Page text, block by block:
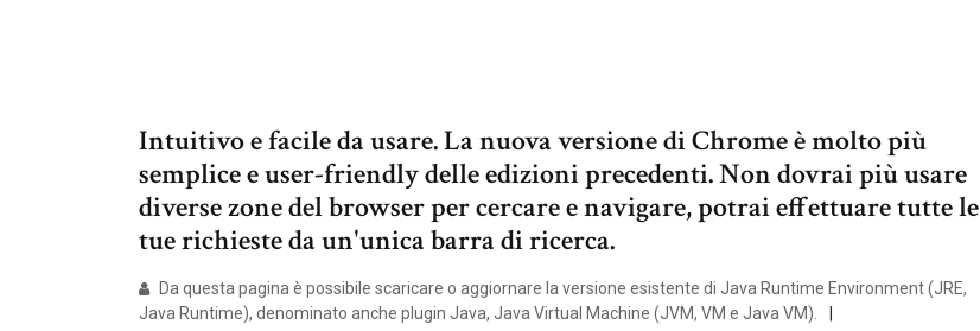
Intuitivo e facile da usare. La nuova versione di Chrome è molto più
semplice e user-friendly delle edizioni precedenti. Non dovrai più usare
diverse zone del browser per cercare e navigare, potrai effettuare tutte le
tue richieste da un'unica barra di ricerca.
Da questa pagina è possibile scaricare o aggiornare la versione esistente di Java Runtime Environment (JRE,
Java Runtime), denominato anche plugin Java, Java Virtual Machine (JVM, VM e Java VM).